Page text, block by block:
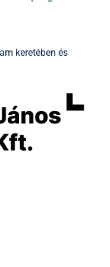
keretében és